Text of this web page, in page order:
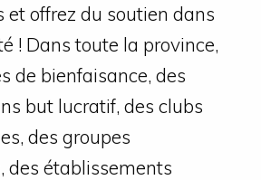
et offrez du soutien dans
! Dans toute la province,
de bienfaisance, des
but lucratif, des clubs
des groupes
des établissements